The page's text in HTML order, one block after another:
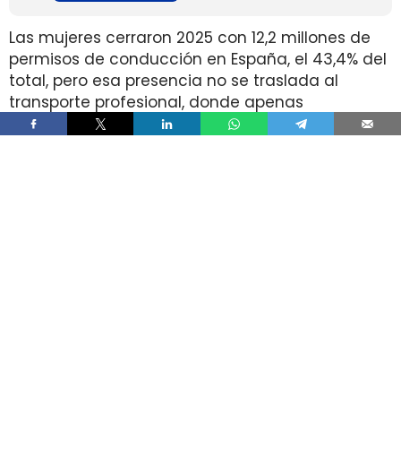
Las mujeres cerraron 2025 con 12,2 millones de
permisos de conducción en España, el 43,4% del
total, pero esa presencia no se traslada al
transporte profesional, donde apenas
representan el 2% de un colectivo de 250.000